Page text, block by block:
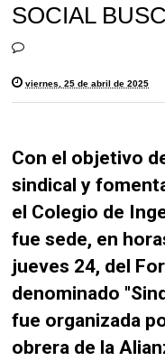
SOCIAL
viernes, 25 de abril de 2025
Con el objetivo
sindical y
el Colegio de
fue sede, en
jueves 24, del
denominado
fue organizada
obrera de la